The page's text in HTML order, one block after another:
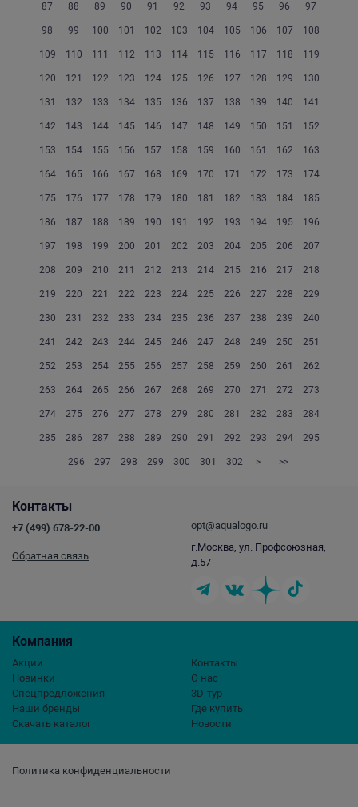
87 88 89 90 91 92 93 94 95 96 97
98 99 100 101 102 103 104 105 106 107 108
109 110 111 112 113 114 115 116 117 118 119
120 121 122 123 124 125 126 127 128 129 130
131 132 133 134 135 136 137 138 139 140 141
142 143 144 145 146 147 148 149 150 151 152
153 154 155 156 157 158 159 160 161 162 163
164 165 166 167 168 169 170 171 172 173 174
175 176 177 178 179 180 181 182 183 184 185
186 187 188 189 190 191 192 193 194 195 196
197 198 199 200 201 202 203 204 205 206 207
208 209 210 211 212 213 214 215 216 217 218
219 220 221 222 223 224 225 226 227 228 229
230 231 232 233 234 235 236 237 238 239 240
241 242 243 244 245 246 247 248 249 250 251
252 253 254 255 256 257 258 259 260 261 262
263 264 265 266 267 268 269 270 271 272 273
274 275 276 277 278 279 280 281 282 283 284
285 286 287 288 289 290 291 292 293 294 295
296 297 298 299 300 301 302 > >>
Политика конфиденциальности
Компания
Акции
Новинки
Спецпредложения
Наши бренды
Скачать каталог
Контакты
О нас
3D-тур
Где купить
Новости
Контакты
+7 (499) 678-22-00
Обратная связь
opt@aqualogo.ru
г.Москва, ул. Профсоюзная,
д.57